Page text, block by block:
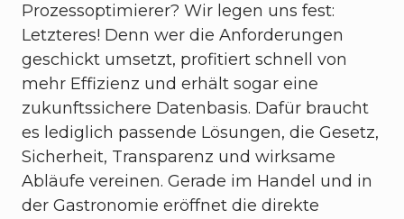
Prozessoptimierer? Wir legen uns fest:
Letzteres! Denn wer die Anforderungen
geschickt umsetzt, profitiert schnell von
mehr Effizienz und erhält sogar eine
zukunftssichere Datenbasis. Dafür braucht
es lediglich passende Lösungen, die Gesetz,
Sicherheit, Transparenz und wirksame
Abläufe vereinen. Gerade im Handel und in
der Gastronomie eröffnet die direkte